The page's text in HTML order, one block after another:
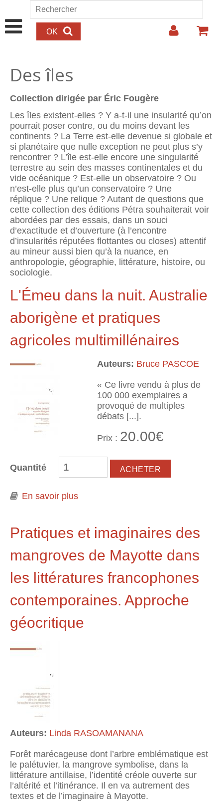
Aller au contenu principal
Formulaire de recherche
Rechercher
Des îles
Collection dirigée par Éric Fougère
Les îles existent-elles ? Y a-t-il une insularité qu’on
pourrait poser contre, ou du moins devant les
continents ? La Terre est-elle devenue si globale et
si planétaire que nulle exception ne peut plus s’y
rencontrer ? L’île est-elle encore une singularité
terrestre au sein des masses conti­nentales et du
vide océanique ? Est-elle un observatoire ? Ou
n’est-elle plus qu’un conservatoire ? Une
réplique ? Une relique ? Autant de questions que
cette collection des éditions Pétra souhaiterait voir
abordées par des essais, dans un souci
d’exactitude et d’ouverture (à l’encontre
d’insularités réputées flottantes ou closes) attentif
au mineur aussi bien qu’à la nuance, en
anthropologie, géographie, littérature, histoire, ou
sociologie.
L'Émeu dans la nuit. Australie
aborigène et pratiques
agricoles multimillénaires
Auteurs: Bruce PASCOE
« Ce livre vendu à plus de
100 000 exemplaires a
provoqué de multiples
débats [...].
Prix : 20.00€
Quantité
En savoir plus
Pratiques et imaginaires des
mangroves de Mayotte dans
les littératures francophones
contemporaines. Approche
géocritique
Auteurs: Linda RASOAMANANA
Forêt marécageuse dont l’arbre emblématique est
le palétuvier, la mangrove symbolise, dans la
littérature antillaise, l’identité créole ouverte sur
l’altérité et l’itinérance. Il en va autrement des
textes et de l’imaginaire à Mayotte.